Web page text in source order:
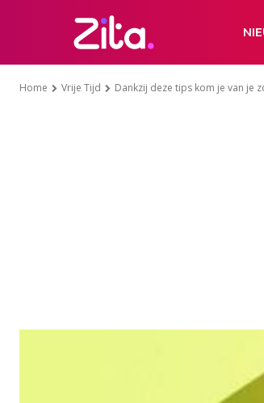
Home Vrije Tijd Dankzij deze tips kom je van je